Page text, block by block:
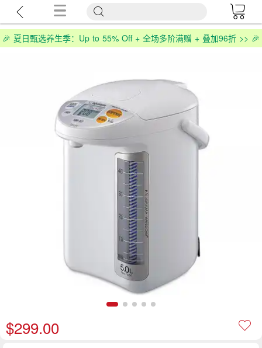
🎉 夏日甄选养生季：Up to 55% Off + 全场多阶满赠 + 叠加96折 >> 🎉
$299.00